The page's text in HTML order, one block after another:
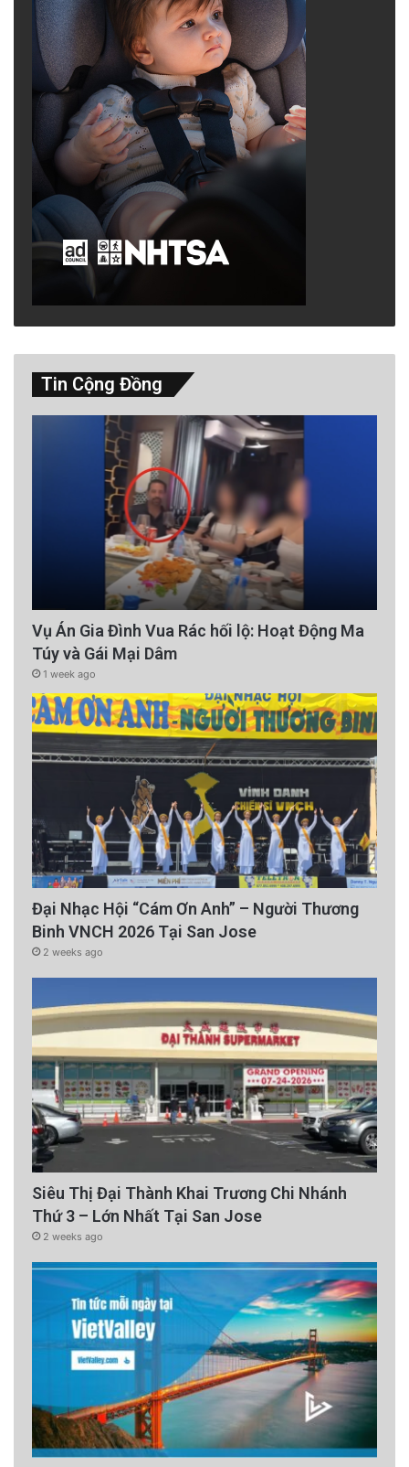
Tin Cộng Đồng
Vụ Án Gia Đình Vua Rác hối lộ: Hoạt Động Ma
Túy và Gái Mại Dâm
1 week ago
Đại Nhạc Hội “Cám Ơn Anh” – Người Thương
Binh VNCH 2026 Tại San Jose
2 weeks ago
Siêu Thị Đại Thành Khai Trương Chi Nhánh
Thứ 3 – Lớn Nhất Tại San Jose
2 weeks ago